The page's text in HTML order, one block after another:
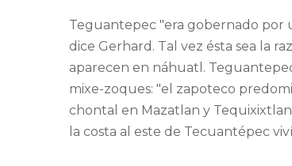
Teguantepec "era gobernado por
dice Gerhard. Tal vez ésta sea la
aparecen en náhuatl.
mixe-zoques: "el zapoteco
chontal en Mazatlan y
la costa al este de Tecuantépec